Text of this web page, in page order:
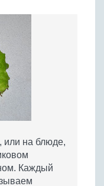
или на блюде,
Каждый